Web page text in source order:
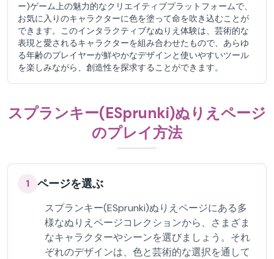
ー)ゲーム上の魅力的なクリエイティブプラットフォームで、
お気に入りのキャラクターに色を塗って命を吹き込むことが
できます。このインタラクティブなぬりえ体験は、芸術的な
表現と愛されるキャラクターを組み合わせたもので、あらゆ
る年齢のプレイヤーが鮮やかなデザインと使いやすいツール
を楽しみながら、創造性を探求することができます。
スプランキー(ESprunki)ぬりえページ
のプレイ方法
1 ページを選ぶ
スプランキー(ESprunki)ぬりえページにある多
様なぬりえページコレクションから、さまざま
なキャラクターやシーンを選びましょう。それ
ぞれのデザインは、色と芸術的な選択を通して